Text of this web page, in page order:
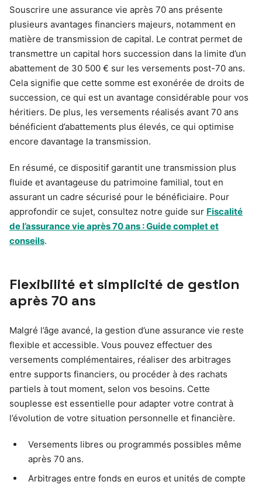
Souscrire une assurance vie après 70 ans présente
plusieurs avantages financiers majeurs, notamment en
matière de transmission de capital. Le contrat permet de
transmettre un capital hors succession dans la limite d’un
abattement de 30 500 € sur les versements post-70 ans.
Cela signifie que cette somme est exonérée de droits de
succession, ce qui est un avantage considérable pour vos
héritiers. De plus, les versements réalisés avant 70 ans
bénéficient d’abattements plus élevés, ce qui optimise
encore davantage la transmission.
En résumé, ce dispositif garantit une transmission plus
fluide et avantageuse du patrimoine familial, tout en
assurant un cadre sécurisé pour le bénéficiaire. Pour
approfondir ce sujet, consultez notre guide sur Fiscalité
de l’assurance vie après 70 ans : Guide complet et
conseils.
Flexibilité et simplicité de gestion
après 70 ans
Malgré l’âge avancé, la gestion d’une assurance vie reste
flexible et accessible. Vous pouvez effectuer des
versements complémentaires, réaliser des arbitrages
entre supports financiers, ou procéder à des rachats
partiels à tout moment, selon vos besoins. Cette
souplesse est essentielle pour adapter votre contrat à
l’évolution de votre situation personnelle et financière.
Versements libres ou programmés possibles même
après 70 ans.
Arbitrages entre fonds en euros et unités de compte